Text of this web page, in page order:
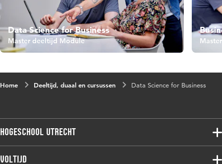
Data Science for Business
Master deeltijd Module
Home Deeltijd, duaal en cursussen Data Science for Business
Hogeschool Utrecht
Voltijdopleidingen
Voltijd